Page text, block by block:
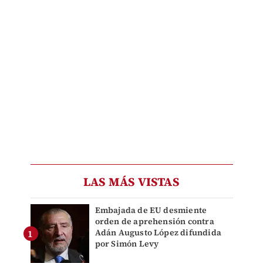
LAS MÁS VISTAS
Embajada de EU desmiente
orden de aprehensión contra
Adán Augusto López difundida
por Simón Levy